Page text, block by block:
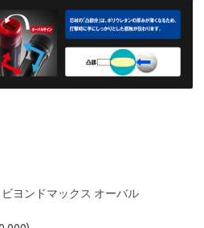
ンドマックス オーバル